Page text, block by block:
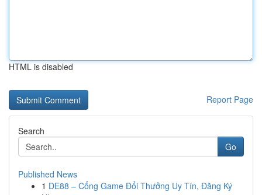
HTML is disabled
Report Page
Search
Go
Published News
1 DE88 – Cổng Game Đổi Thưởng Uy Tín, Đăng Ký